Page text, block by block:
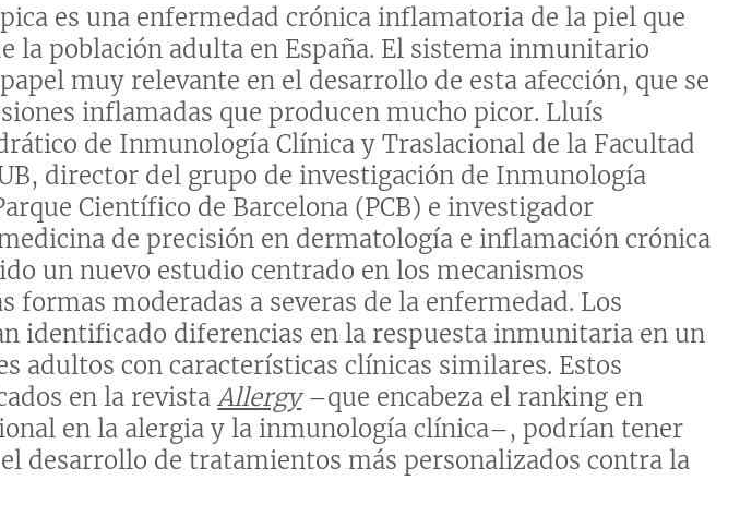
es una enfermedad crónica inflamatoria de la piel que
la población adulta en España. El sistema inmunitario
muy relevante en el desarrollo de esta afección, que se
inflamadas que producen mucho picor. Lluís
de Inmunología Clínica y Traslacional de la Facultad
director del grupo de investigación de Inmunología
Científico de Barcelona (PCB) e investigador
de precisión en dermatología e inflamación crónica
un nuevo estudio centrado en los mecanismos
formas moderadas a severas de la enfermedad. Los
identificado diferencias en la respuesta inmunitaria en un
adultos con características clínicas similares. Estos
en la revista Allergy–que encabeza el ranking en
en la alergia y la inmunología clínica–, podrían tener
desarrollo de tratamientos más personalizados contra la